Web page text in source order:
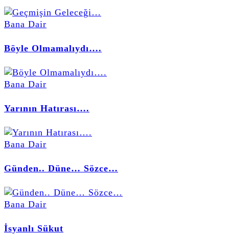
Bana Dair
Böyle Olmamalıydı….
Bana Dair
Yarının Hatırası….
Bana Dair
Günden.. Düne… Sözce…
Bana Dair
İsyanlı Sükut